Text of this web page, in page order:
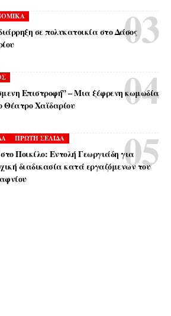
σε πολυκατοικία στο Δάσος
Επιστροφή” – Μια ξέφρενη κωμωδία
Θέατρο Χαϊδαρίου
ΠΡΩΤΗ ΣΕΛΙΔΑ
Ποικίλο: Εντολή Γεωργιάδη για
διαδικασία κατά εργαζόμενων του